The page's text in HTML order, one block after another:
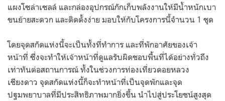
แผงโซล่าเซลล์ และกล่องอุปกรณ์กักเก็บพลังงานให้มีน้ำหนักเบา
ขนย้ายสะดวก และติดตั้งง่าย มอบให้กับโครงการนี้จำนวน 1 ชุด
โดยจุดสกัดแห่งนี้จะเป็นทั้งที่ทำการ และที่พักอาศัยของเจ้า
หน้าที่ ซึ่งจะทำให้เจ้าหน้าที่ดูแลรับผิดชอบพื้นที่ได้อย่างทั่วถึง
เท่าทันต่อสถานการณ์ ทั้งในช่วงการท่องเที่ยวดอยหลวง
เชียงดาว จุดสกัดแห่งนี้ก็จะทำหน้าที่เป็นจุดพักและจุด
ปฐมพยาบาลที่มีประสิทธิภาพมากยิ่งขึ้น นำไปสู่ประโยชน์สูงสุด